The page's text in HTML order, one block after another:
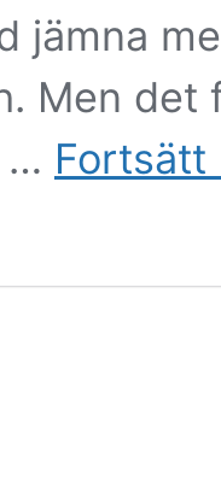
jämna
Men det
… Fortsätt